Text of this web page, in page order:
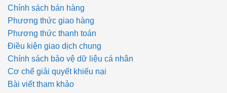
Chính sách bán hàng
Phương thức giao hàng
Phương thức thanh toán
Điều kiện giao dịch chung
Chính sách bảo vệ dữ liệu cá nhân
Cơ chế giải quyết khiếu nại
Bài viết tham khảo